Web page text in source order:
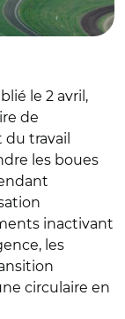
le 2 avril,
de
travail
les boues
inactivant
les
circulaire en